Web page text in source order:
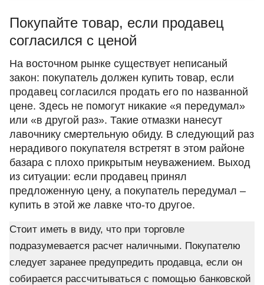
Покупайте товар, если продавец
согласился с ценой
На восточном рынке существует неписаный
закон: покупатель должен купить товар, если
продавец согласился продать его по названной
цене. Здесь не помогут никакие «я передумал»
или «в другой раз». Такие отмазки нанесут
лавочнику смертельную обиду. В следующий раз
нерадивого покупателя встретят в этом районе
базара с плохо прикрытым неуважением. Выход
из ситуации: если продавец принял
предложенную цену, а покупатель передумал –
купить в этой же лавке что-то другое.
Стоит иметь в виду, что при торговле
подразумевается расчет наличными. Покупателю
следует заранее предупредить продавца, если он
собирается рассчитываться с помощью банковской